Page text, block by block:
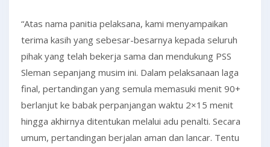
“Atas nama panitia pelaksana, kami menyampaikan
terima kasih yang sebesar-besarnya kepada seluruh
pihak yang telah bekerja sama dan mendukung PSS
Sleman sepanjang musim ini. Dalam pelaksanaan laga
final, pertandingan yang semula memasuki menit 90+
berlanjut ke babak perpanjangan waktu 2×15 menit
hingga akhirnya ditentukan melalui adu penalti. Secara
umum, pertandingan berjalan aman dan lancar. Tentu